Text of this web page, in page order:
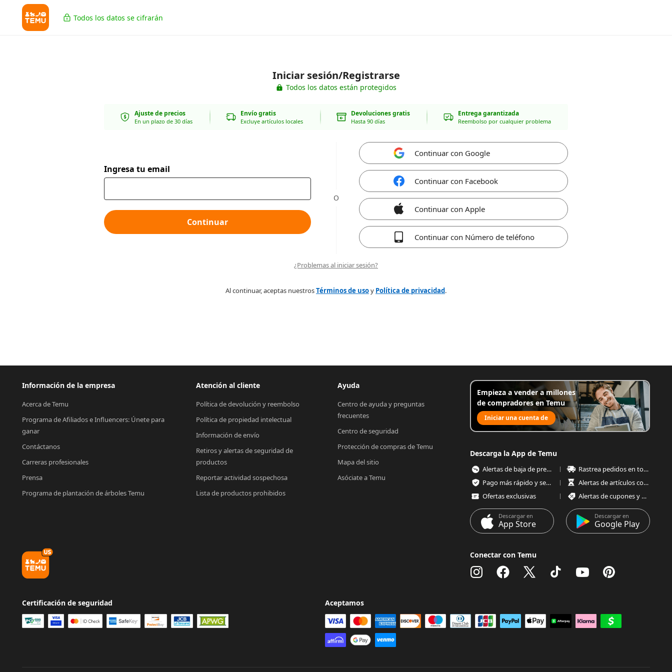
Todos los datos se cifrarán
Iniciar sesión/Registrarse
Todos los datos están protegidos
Ajuste de precios
En un plazo de 30 días
Envío gratis
Excluye artículos locales
Devoluciones gratis
Hasta 90 días
Entrega garantizada
Reembolso por cualquier problema
Ingresa tu email
Continuar
O
Continuar con Google
Continuar con Facebook
Continuar con Apple
Continuar con Número de teléfono
¿Problemas al iniciar sesión?
Al continuar, aceptas nuestrosTérminos de usoy Política de privacidad.
Información de la empresa
Acerca de Temu
Programa de Afiliados e Influencers: Únete para
ganar
Contáctanos
Carreras profesionales
Prensa
Programa de plantación de árboles Temu
Atención al cliente
Política de devolución y reembolso
Política de propiedad intelectual
Información de envío
Retiros y alertas de seguridad de
productos
Reportar actividad sospechosa
Lista de productos prohibidos
Ayuda
Centro de ayuda y preguntas
frecuentes
Centro de seguridad
Protección de compras de Temu
Mapa del sitio
Asóciate a Temu
Empieza a vender a millones
de compradores en Temu
Iniciar una cuenta de
venta
Descarga la App de Temu
Alertas de baja de precios
Rastrea pedidos en todo momento
Pago más rápido y seguro
Alertas de artículos con poco stock
Ofertas exclusivas
Alertas de cupones y ofertas
Descargar en
App Store
Descargar en
Google Play
Conectar con Temu
Certificación de seguridad Aceptamos